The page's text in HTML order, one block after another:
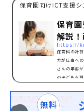
保育園向けICT支援
保育
解説
保育料の計
方が仕事へ
さんの年齢
の子どもを
口「小売物